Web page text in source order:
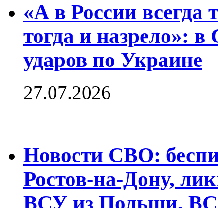
«А в России всегда
тогда и назрело»:
ударов по Украине
27.07.2026
Новости СВО:
Ростов-на-Дону,
ВСУ из Польши, ВС